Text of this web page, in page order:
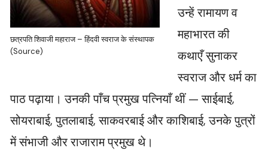
छत्रपति शिवाजी महाराज – हिंदवी स्वराज के संस्थापक
(Source)
उन्हें रामायण व
महाभारत की
कथाएँ सुनाकर
स्वराज और धर्म का
पाठ पढ़ाया। उनकी पाँच प्रमुख पत्नियाँ थीं — साईबाई,
सोयराबाई, पुतलाबाई, साकवरबाई और काशिबाई, उनके पुत्रों
में संभाजी और राजाराम प्रमुख थे।